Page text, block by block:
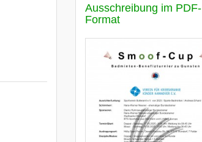
Ausschreibung im PDF-
Format